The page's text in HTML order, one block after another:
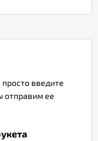
введите
отправим ее